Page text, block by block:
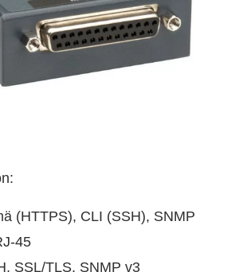
(HTTPS), CLI (SSH), SNMP
45
SSL/TLS, SNMP v3